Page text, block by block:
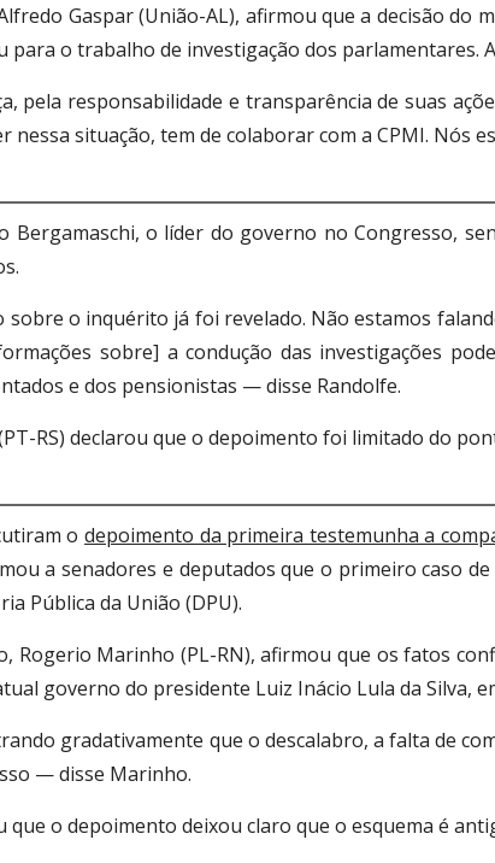
Gaspar (União-AL), afirmou que a decisão
o trabalho de investigação dos
pela responsabilidade e transparência de suas
nessa situação, tem de colaborar com a CPMI.
Bergamaschi, o líder do governo no Congresso,
o inquérito já foi revelado. Não estamos
sobre] a condução das investigações
e dos pensionistas — disse Randolfe.
RS) declarou que o depoimento foi limitado do
odepoimento da primeira testemunha a
a senadores e deputados que o primeiro caso
Pública da União (DPU).
Rogerio Marinho (PL-RN), afirmou que os fatos
governo do presidente Luiz Inácio Lula da Silva,
gradativamente que o descalabro, a falta de
— disse Marinho.
que o depoimento deixou claro que o esquema é